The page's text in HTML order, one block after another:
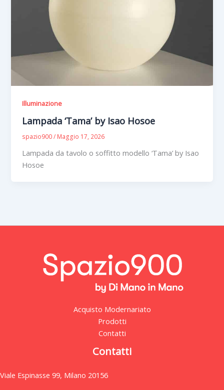
Illuminazione
Lampada ‘Tama’ by Isao Hosoe
spazio900/ Maggio 17, 2026
Lampada da tavolo o soffitto modello ‘Tama’ by Isao
Hosoe
Acquisto Modernariato
Prodotti
Contatti
Contatti
Viale Espinasse 99, Milano 20156